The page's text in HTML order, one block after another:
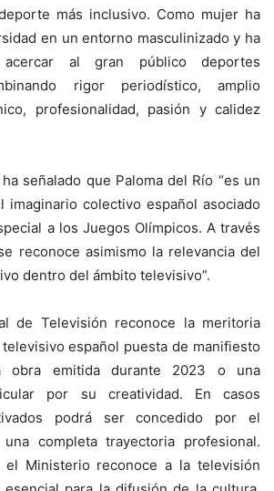
más inclusivo. Como mujer ha
en un entorno masculinizado y ha
al gran público deportes
rigor periodístico, amplio
profesionalidad, pasión y calidez
señalado que Paloma del Río “es un
imaginario colectivo español asociado
a los Juegos Olímpicos. A través
reconoce asimismo la relevancia del
dentro del ámbito televisivo”.
de Televisión reconoce la meritoria
español puesta de manifiesto
obra emitida durante 2023 o una
por su creatividad. En casos
podrá ser concedido por el
completa trayectoria profesional.
el Ministerio reconoce a la televisión